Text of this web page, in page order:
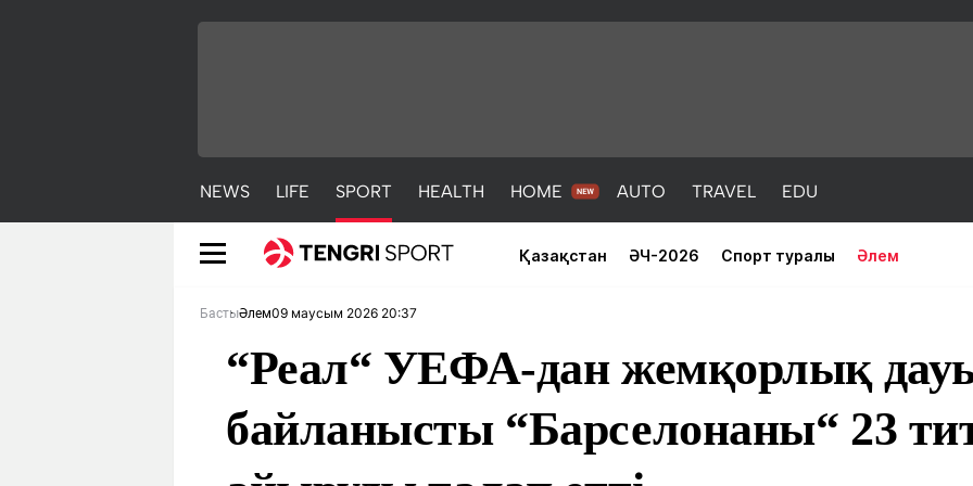
NEWS LIFE SPORT HEALTH HOME AUTO TRAVEL EDU
Қазақстан ӘЧ-2026 Спорт туралы Әлем
NEWS
Жаңалықтар
SPORT
Жаңалықтар
AUTO
БастыӘлем09 маусым 2026 20:37
“Реал“ УЕФА-дан жемқорлық
байланысты “Барселонаны“ 23